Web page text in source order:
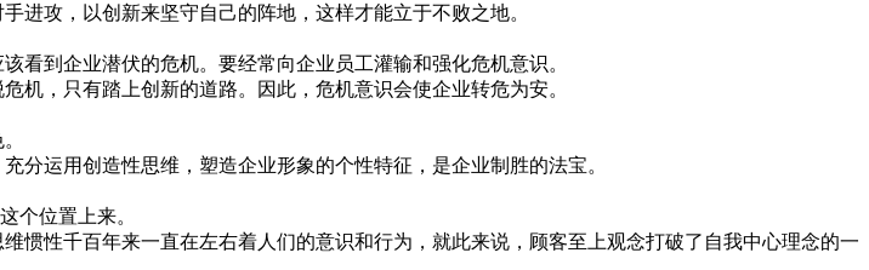
手进攻，以创新来坚守自己的阵地，这样才能立于不败之地。
该看到企业潜伏的危机。要经常向企业员工灌输和强化危机意识。
危机，只有踏上创新的道路。因此，危机意识会使企业转危为安。
色。
充分运用创造性思维，塑造企业形象的个性特征，是企业制胜的法宝。
意这个位置上来。
惯性千百年来一直在左右着人们的意识和行为，就此来说，顾客至上观念打破了自我中心理念的一